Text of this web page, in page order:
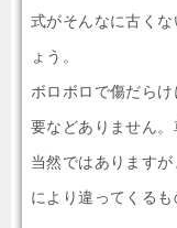
式がそんなに古く
ょう。
ボロボロで傷だら
要などありません
当然ではあります
により違ってくるも